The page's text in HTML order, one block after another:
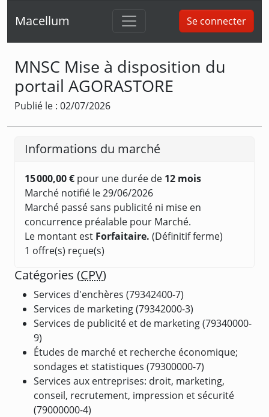
Macellum Se connecter
MNSC Mise à disposition du
portail AGORASTORE
Publié le : 02/07/2026
Informations du marché
15 000,00 € pour une durée de 12 mois
Marché notifié le 29/06/2026
Marché passé sans publicité ni mise en
concurrence préalable pour Marché.
Le montant est Forfaitaire. (Définitif ferme)
1 offre(s) reçue(s)
Catégories (CPV)
Services d'enchères (79342400-7)
Services de marketing (79342000-3)
Services de publicité et de marketing (79340000-
9)
Études de marché et recherche économique;
sondages et statistiques (79300000-7)
Services aux entreprises: droit, marketing,
conseil, recrutement, impression et sécurité
(79000000-4)